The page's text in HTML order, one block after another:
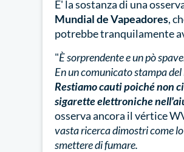
E' la sostanza di una
Mundial de Vapeadores,
potrebbe tranquilamente
"È sorprendente e un pò
En un comunicato stampa
Restiamo cauti poiché non
sigarette elettroniche
osserva ancora il vértice
vasta ricerca dimostri come
smettere di fumare.